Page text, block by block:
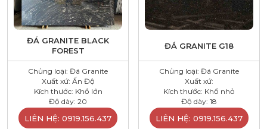
ĐÁ GRANITE BLACK
FOREST
Chủng loại: Đá Granite
Xuất xứ: Ấn Độ
Kích thước: Khổ lớn
Độ dày: 20
LIÊN HỆ: 0919.156.437
ĐÁ GRANITE G18
Chủng loại: Đá Granite
Xuất xứ:
Kích thước: Khổ nhỏ
Độ dày: 18
LIÊN HỆ: 0919.156.437